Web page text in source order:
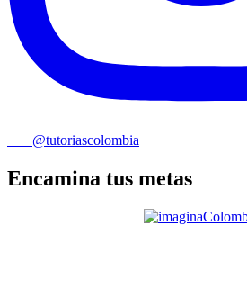
@tutoriascolombia
Encamina tus metas